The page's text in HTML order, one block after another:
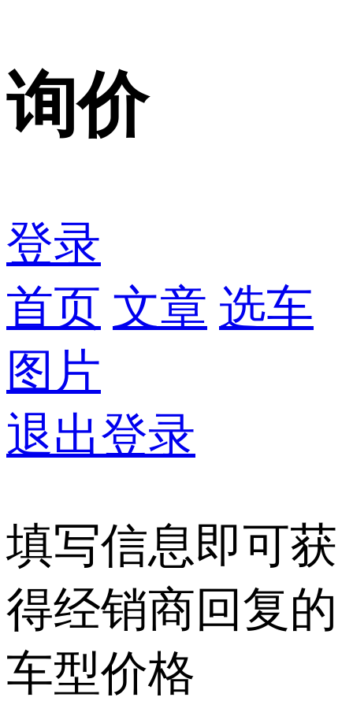
询价
登录
首页 文章 选车
图片
退出登录
填写信息即可获
得经销商回复的
车型价格